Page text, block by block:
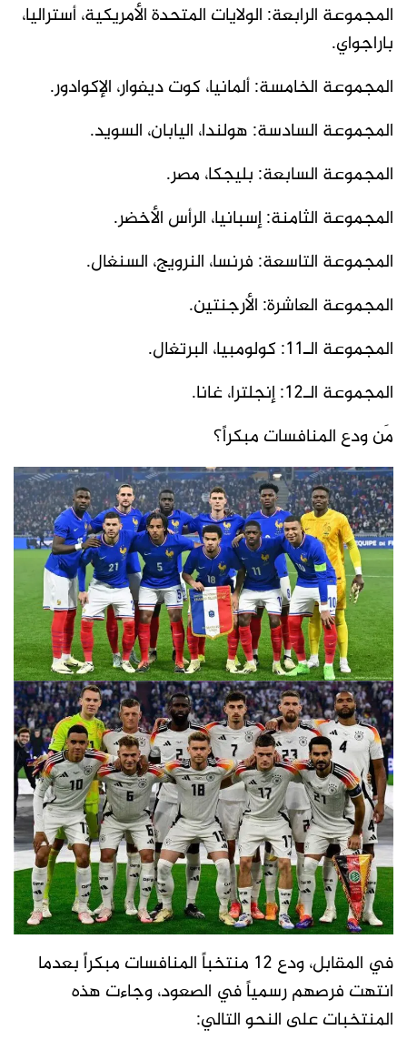
المجموعة الرابعة: الولايات المتحدة الأمريكية، أستراليا،
باراجواي.
المجموعة الخامسة: ألمانيا، كوت ديفوار، الإكوادور.
المجموعة السادسة: هولندا، اليابان، السويد.
المجموعة السابعة: بليجكا، مصر.
المجموعة الثامنة: إسبانيا، الرأس الأخضر.
المجموعة التاسعة: فرنسا، النرويج، السنغال.
المجموعة العاشرة: الأرجنتين.
المجموعة الـ11: كولومبيا، البرتغال.
المجموعة الـ12: إنجلترا، غانا.
مَن ودع المنافسات مبكراً؟
في المقابل، ودع 12 منتخباً المنافسات مبكراً بعدما
انتهت فرصهم رسمياً في الصعود، وجاءت هذه
المنتخبات على النحو التالي: